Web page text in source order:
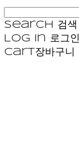
Search
검색
Log In 로그인
Cart장바구니